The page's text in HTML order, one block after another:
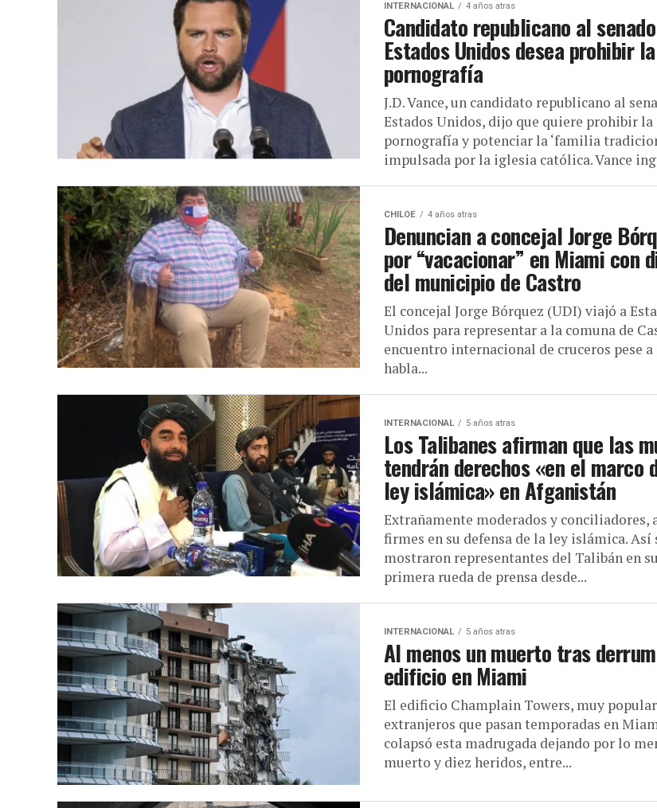
INTERNACIONAL 4 años atras
Candidato republicano al
Estados Unidos desea prohibir la
pornografía
J.D. Vance, un candidato republicano al
Estados Unidos, dijo que quiere prohibir la
pornografía y potenciar la ‘familia
impulsada por la iglesia católica. Vance
CHILOE 4 años atras
Denuncian a concejal Jorge
por “vacacionar” en Miami con
del municipio de Castro
El concejal Jorge Bórquez (UDI) viajó a
Unidos para representar a la comuna de
encuentro internacional de cruceros pese a
habla...
INTERNACIONAL 5 años atras
Los Talibanes afirman que las
tendrán derechos «en el marco
ley islámica» en Afganistán
Extrañamente moderados y conciliadores,
firmes en su defensa de la ley islámica. Así
mostraron representantes del Talibán en su
primera rueda de prensa desde...
INTERNACIONAL 5 años atras
Al menos un muerto tras
edificio en Miami
El edificio Champlain Towers, muy
extranjeros que pasan temporadas en
colapsó esta madrugada dejando por lo
muerto y diez heridos, entre...